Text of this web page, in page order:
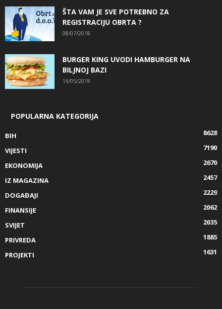
ŠTA VAM JE SVE POTREBNO ZA
REGISTRACIJU OBRTA ?
08/07/2018
BURGER KING UVODI HAMBURGER NA
BILJNOJ BAZI
16/05/2019
POPULARNA KATEGORIJA
BIH
8628
VIJESTI
7190
EKONOMIJA
2670
IZ MAGAZINA
2457
DOGAĐAJI
2229
FINANSIJE
2062
SVIJET
2035
PRIVREDA
1885
PROJEKTI
1631